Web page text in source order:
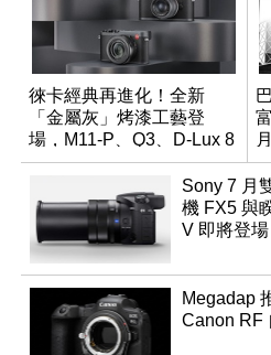
徠卡經典再進化！全新
「金屬灰」烤漆工藝登
場，M11-P、Q3、D-Lux 8
領銜換裝
Sony 7 月
機 FX5 與
V 即將登場
Megadap
Canon RF